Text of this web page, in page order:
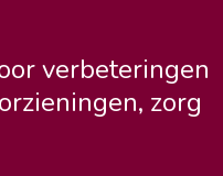
verbeteringen
zorg